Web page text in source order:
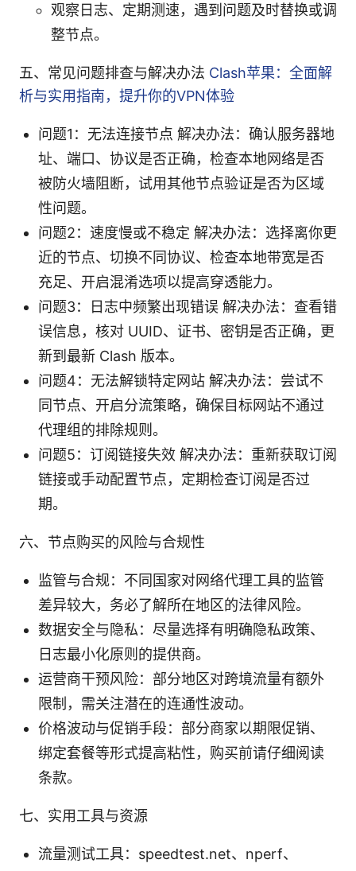
观察日志、定期测速，遇到问题及时替换或调
整节点。
五、常见问题排查与解决办法 Clash苹果：全面解
析与实用指南，提升你的VPN体验
问题1：无法连接节点 解决办法：确认服务器地
址、端口、协议是否正确，检查本地网络是否
被防火墙阻断，试用其他节点验证是否为区域
性问题。
问题2：速度慢或不稳定 解决办法：选择离你更
近的节点、切换不同协议、检查本地带宽是否
充足、开启混淆选项以提高穿透能力。
问题3：日志中频繁出现错误 解决办法：查看错
误信息，核对 UUID、证书、密钥是否正确，更
新到最新 Clash 版本。
问题4：无法解锁特定网站 解决办法：尝试不
同节点、开启分流策略，确保目标网站不通过
代理组的排除规则。
问题5：订阅链接失效 解决办法：重新获取订阅
链接或手动配置节点，定期检查订阅是否过
期。
六、节点购买的风险与合规性
监管与合规：不同国家对网络代理工具的监管
差异较大，务必了解所在地区的法律风险。
数据安全与隐私：尽量选择有明确隐私政策、
日志最小化原则的提供商。
运营商干预风险：部分地区对跨境流量有额外
限制，需关注潜在的连通性波动。
价格波动与促销手段：部分商家以期限促销、
绑定套餐等形式提高粘性，购买前请仔细阅读
条款。
七、实用工具与资源
流量测试工具：speedtest.net、nperf、